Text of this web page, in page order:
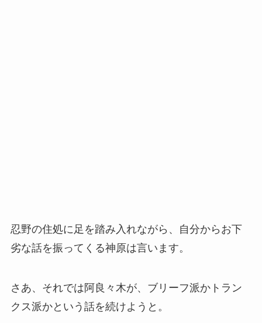
忍野の住処に足を踏み入れながら、自分からお下
劣な話を振ってくる神原は言います。
さあ、それでは阿良々木が、ブリーフ派かトラン
クス派かという話を続けようと。